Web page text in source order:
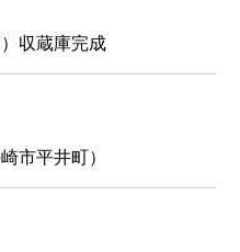
収蔵庫完成
市平井町）